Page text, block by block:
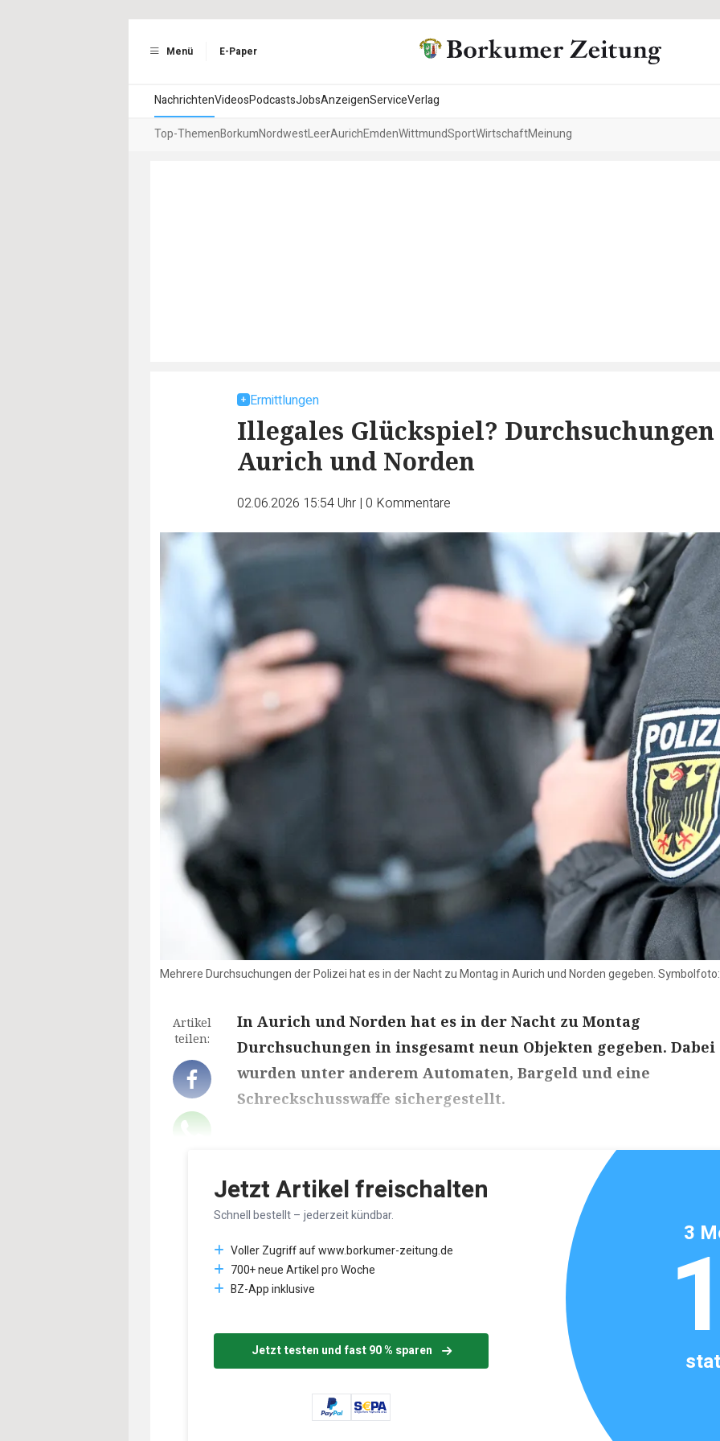
Menü E-Paper
NachrichtenVideosPodcastsJobsAnzeigenServiceVerlag
Top-ThemenBorkumNordwestLeerAurichEmdenWittmundSportWirtschaftMeinung
Ermittlungen
Illegales Glückspiel?
Aurich und Norden
02.06.2026 15:54 Uhr | 0 Kommentare
Mehrere Durchsuchungen der Polizei hat es in der Nacht zu Montag in Aurich und Norden gegeben.
Artikel
teilen:
In Aurich und Norden hat es in der Nacht zu Montag
Durchsuchungen in insgesamt neun Objekten gegeben. Dabei
wurden unter anderem Automaten, Bargeld und eine
Schreckschusswaffe sichergestellt.
Jetzt Artikel freischalten
Schnell bestellt – jederzeit kündbar.
Voller Zugriff auf www.borkumer-zeitung.de
700+ neue Artikel pro Woche
BZ-App inklusive
Jetzt testen und fast 90 % sparen
3